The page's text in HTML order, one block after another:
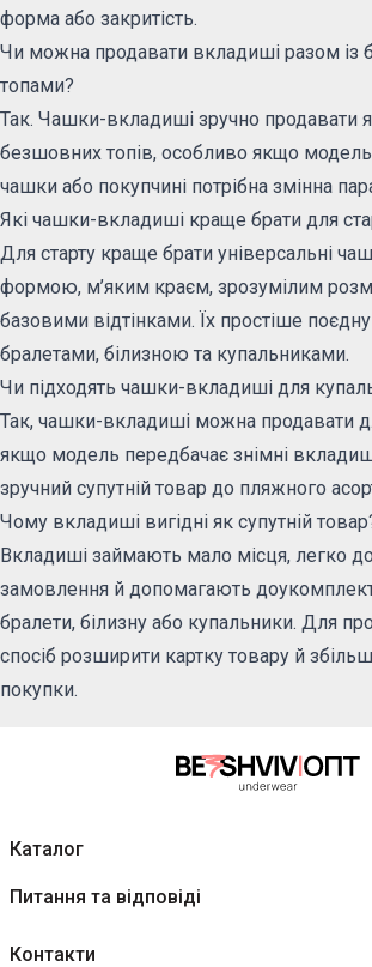
форма або закритість.
Чи можна продавати вкладиші разом із
топами?
Так. Чашки-вкладиші зручно продавати
безшовних топів, особливо якщо модель
чашки або покупчині потрібна змінна
Які чашки-вкладиші краще брати для
Для старту краще брати універсальні
формою, м’яким краєм, зрозумілим
базовими відтінками. Їх простіше
бралетами, білизною та купальниками.
Чи підходять чашки-вкладиші для
Так, чашки-вкладиші можна продавати
якщо модель передбачає знімні
зручний супутній товар до пляжного
Чому вкладиші вигідні як супутній
Вкладиші займають мало місця, легко
замовлення й допомагають
бралети, білизну або купальники. Для
спосіб розширити картку товару й
покупки.
Каталог
Питання та відповіді
Контакти